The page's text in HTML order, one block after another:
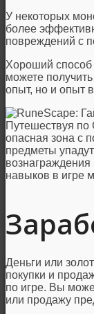
У некоторых
более
повреждений с
Хороший способ
можете
опыт, но и опыт
Путешествуя по
опасная зона с
предметы
вознаграждения
навыков в игре
Деньги или
покупки и
по игре. Вы
или продажу